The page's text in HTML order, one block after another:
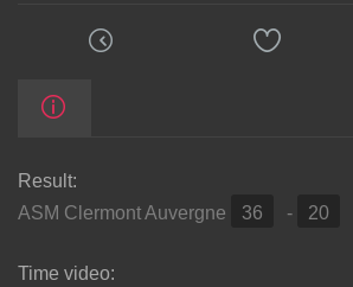
Result:
ASM Clermont Auvergne
36 - 20
Time video: